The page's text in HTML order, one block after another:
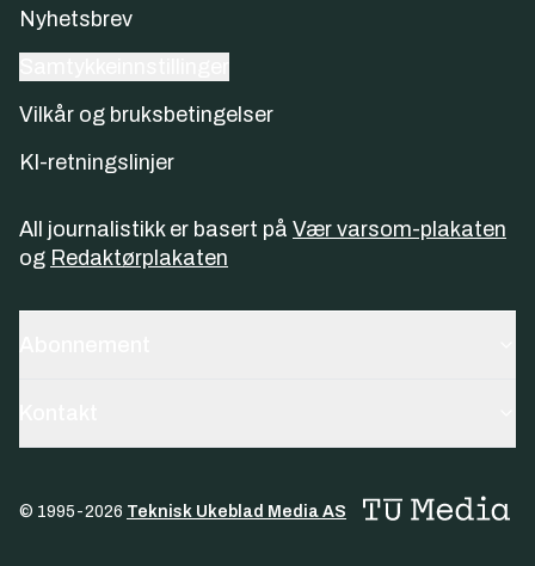
Nyhetsbrev
Vilkår og bruksbetingelser
KI-retningslinjer
All journalistikk er basert på Vær varsom-plakaten
og Redaktørplakaten
© 1995-2026 Teknisk Ukeblad Media AS